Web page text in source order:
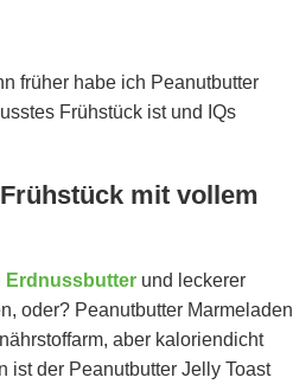
früher habe ich Peanutbutter
Frühstück ist und IQs
mit vollem
Erdnussbutter und leckerer
oder? Peanutbutter Marmeladen
aber kaloriendicht
ist der Peanutbutter Jelly Toast